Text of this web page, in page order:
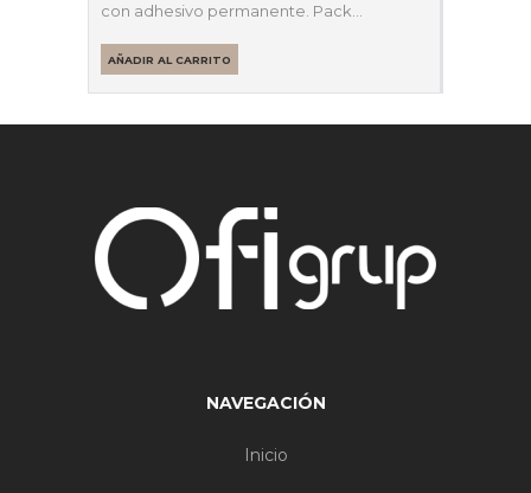
con adhesivo permanente. Pack…
AÑADIR AL CARRITO
NAVEGACIÓN
Inicio